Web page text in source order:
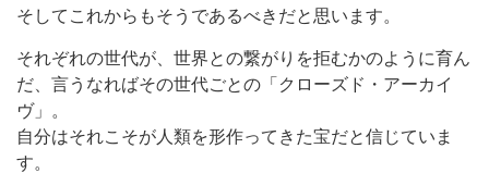
そしてこれからもそうであるべきだと思います。
それぞれの世代が、世界との繋がりを拒むかのように育ん
だ、言うなればその世代ごとの「クローズド・アーカイ
ヴ」。
自分はそれこそが人類を形作ってきた宝だと信じていま
す。